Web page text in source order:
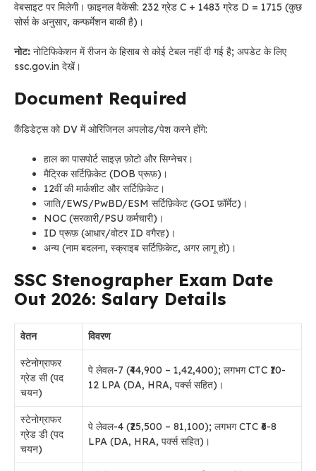
वेबसाइट पर मिलेगी। फ़ाइनल वैकेंसी: 232 ग्रेड C + 1483 ग्रेड D = 1715 (कुछ
सोर्स के अनुसार, कन्फर्मेशन बाकी है)।
नोट: नोटिफिकेशन में रीजन के हिसाब से कोई टेबल नहीं दी गई है; अपडेट के लिए
ssc.gov.in देखें।
Document Required
कैंडिडेट्स को DV में ओरिजिनल अपलोड/पेश करने होंगे:
हाल का पासपोर्ट साइज़ फ़ोटो और सिग्नेचर।
मैट्रिक सर्टिफ़िकेट (DOB प्रूफ़)।
12वीं की मार्कशीट और सर्टिफ़िकेट।
जाति/EWS/PwBD/ESM सर्टिफ़िकेट (GOI फ़ॉर्मेट)।
NOC (सरकारी/PSU कर्मचारी)।
ID प्रूफ़ (आधार/वोटर ID वगैरह)।
अन्य (नाम बदलना, स्क्राइब सर्टिफ़िकेट, अगर लागू हो)।
SSC Stenographer Exam Date
Out 2026: Salary Details
वेतन विवरण
स्टेनोग्राफर
ग्रेड सी (पद
चयन)
पे लेवल-7 (₹44,900 – 1,42,400); लगभग CTC ₹10-
12 LPA (DA, HRA, पर्क्स सहित)।
स्टेनोग्राफर
ग्रेड डी (पद
चयन)
पे लेवल-4 (₹25,500 – 81,100); लगभग CTC ₹6-8
LPA (DA, HRA, पर्क्स सहित)।